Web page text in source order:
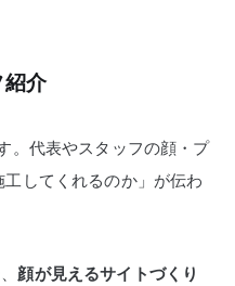
介
。代表やスタッフの顔・プ
工してくれるのか」が伝わ
顔が見えるサイトづくり